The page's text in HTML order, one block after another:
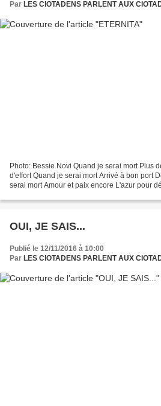
Par LES CIOTADENS PARLENT AUX
Photo: Bessie Novi Quand je serai mort Plus
d'effort Quand je serai mort Arrivé à bon port
serai mort Amour et paix encore L'azur pour
OUI, JE SAIS...
Publié le 12/11/2016 à 10:00
Par LES CIOTADENS PARLENT AUX